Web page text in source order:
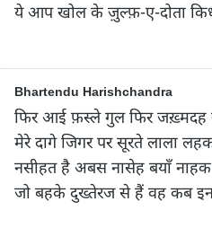
ये आप खोल के ज़ुल्फ़-ए-दोता
Bhartendu Harishchandra
फिर आई फ़स्ले गुल फिर जख़्मदह
मेरे दागे जिगर पर सूरते लाला
नसीहत है अबस नासेह बयाँ
जो बहके दुख्तेरज से हैं वह कब